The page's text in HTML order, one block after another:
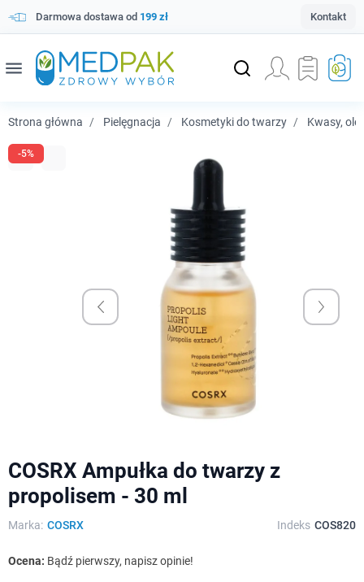
Darmowa dostawa od 199 zł Kontakt
menu
Strona główna Pielęgnacja Kosmetyki do twarzy Kwasy,
-5%
COSRX Ampułka do twarzy z
propolisem - 30 ml
Marka: COSRX Indeks COS820
Ocena: Bądź pierwszy, napisz opinie!